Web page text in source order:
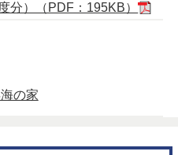
分）（PDF：195KB）
の家